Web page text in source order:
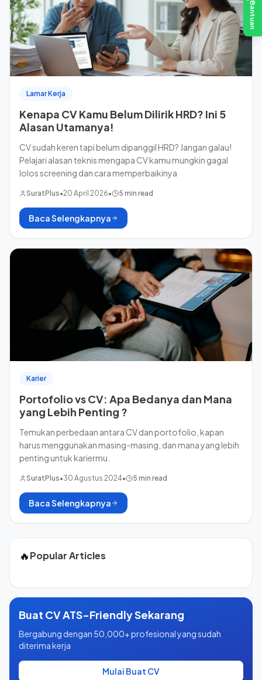
Bantuan
Lamar Kerja
Kenapa CV Kamu Belum Dilirik HRD? Ini 5
Alasan Utamanya!
CV sudah keren tapi belum dipanggil HRD? Jangan galau!
Pelajari alasan teknis mengapa CV kamu mungkin gagal
lolos screening dan cara memperbaikinya
SuratPlus•20 April 2026• 5 min read
Baca Selengkapnya
Karier
Portofolio vs CV: Apa Bedanya dan Mana
yang Lebih Penting ?
Temukan perbedaan antara CV dan portofolio, kapan
harus menggunakan masing-masing, dan mana yang lebih
penting untuk kariermu.
SuratPlus•30 Agustus 2024• 5 min read
Baca Selengkapnya
🔥Popular Articles
Buat CV ATS-Friendly Sekarang
Bergabung dengan 50,000+ profesional yang sudah
diterima kerja
Mulai Buat CV